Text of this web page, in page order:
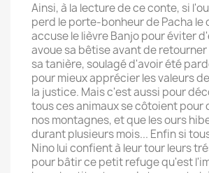
Ainsi, à la lecture de ce conte, si
perd le porte-bonheur de Pacha le
accuse le lièvre Banjo pour éviter
avoue sa bêtise avant de
sa tanière, soulagé d'avoir été
pour mieux apprécier les valeurs
la justice. Mais c'est aussi pour
tous ces animaux se côtoient pour
nos montagnes, et que les ours
durant plusieurs mois... Enfin si
Nino lui confient à leur tour leurs
pour bâtir ce petit refuge qu'est